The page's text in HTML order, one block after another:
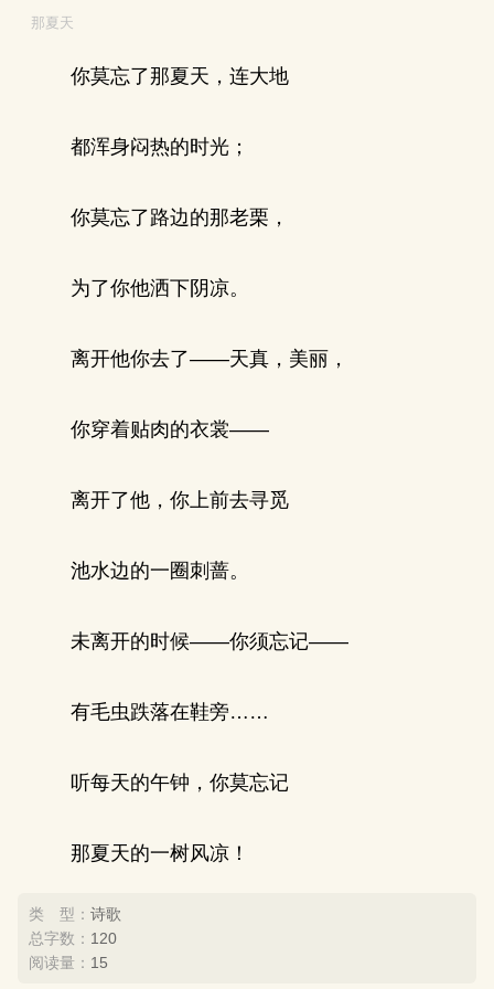
那夏天
你莫忘了那夏天，连大地
都浑身闷热的时光；
你莫忘了路边的那老栗，
为了你他洒下阴凉。
离开他你去了——天真，美丽，
你穿着贴肉的衣裳——
离开了他，你上前去寻觅
池水边的一圈刺蔷。
未离开的时候——你须忘记——
有毛虫跌落在鞋旁……
听每天的午钟，你莫忘记
那夏天的一树风凉！
类 型： 诗歌
总字数： 120
阅读量： 15